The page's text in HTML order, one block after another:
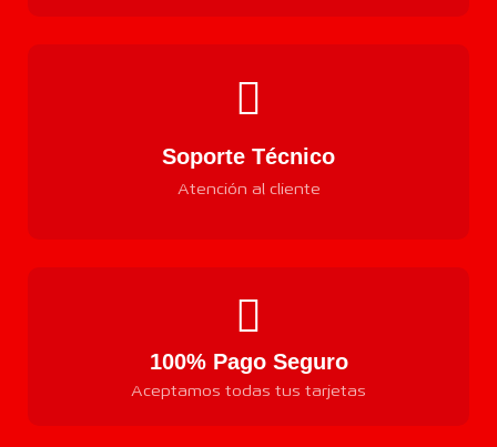
Soporte Técnico
Atención al cliente
100% Pago Seguro
Aceptamos todas tus tarjetas